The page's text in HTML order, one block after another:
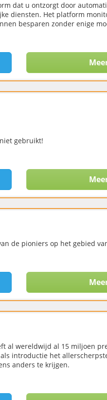
dat u ontzorgt door
diensten. Het platform
besparen zonder enige
gebruikt!
de pioniers op het gebied
al wereldwijd al 15 miljoen
introductie het
anders te krijgen.